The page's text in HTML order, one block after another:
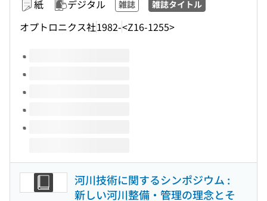
紙 デジタル 雑誌 雑誌タイトル
オプトロニクス社1982-<Z16-1255>
このタイトルの巻号
河川技術に関するシンポジウム :
新しい河川整備・管理の理念とそ